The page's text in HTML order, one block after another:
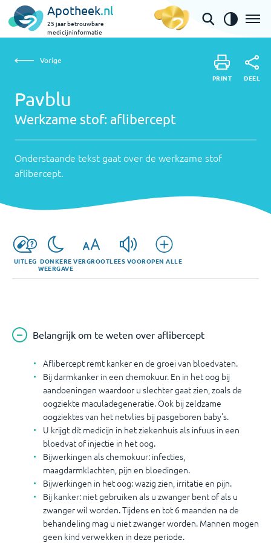
Apotheek.nl
25 jaar betrouwbare
medicijninformatie
Pavblu | aflibercept
over
de
werkzame
Vorige
Pavblu
Werkzame stof: aflibercept
Onderstaande tekst gaat over de werkzame stof
aflibercept.
PRINT DEEL
UITLEG DONKERE
WEERGAVE
VERGROOTLEES VOOROPEN ALLE
Belangrijk om te weten over aflibercept
Aflibercept remt kanker en de groei van bloedvaten.
Bij darmkanker in een chemokuur. En in het oog bij
aandoeningen waardoor u slechter gaat zien, zoals de
oogziekte maculadegeneratie. Ook bij zeldzame
oogziektes van het netvlies bij pasgeboren baby's.
U krijgt dit medicijn in het ziekenhuis als infuus in een
bloedvat of injectie in het oog.
Bijwerkingen als chemokuur: infecties,
maagdarmklachten, pijn en bloedingen.
Bijwerkingen in het oog: wazig zien, irritatie en pijn.
Bij kanker: niet gebruiken als u zwanger bent of als u
zwanger wil worden. Tijdens en tot 6 maanden na de
behandeling mag u niet zwanger worden. Mannen mogen
geen kind verwekken in deze periode.